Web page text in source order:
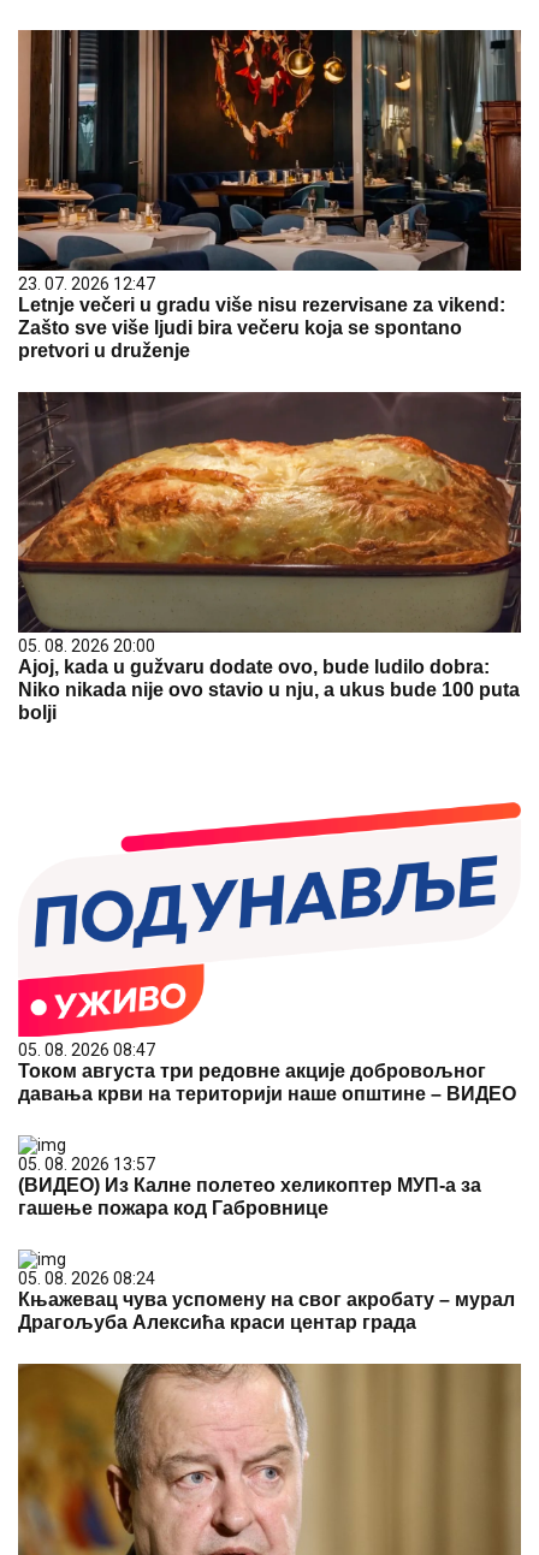
23. 07. 2026 12:47
Letnje večeri u gradu više nisu rezervisane za vikend:
Zašto sve više ljudi bira večeru koja se spontano
pretvori u druženje
05. 08. 2026 20:00
Ajoj, kada u gužvaru dodate ovo, bude ludilo dobra:
Niko nikada nije ovo stavio u nju, a ukus bude 100 puta
bolji
05. 08. 2026 08:47
Током августа три редовне акције добровољног
давања крви на територији наше општине – ВИДЕО
05. 08. 2026 13:57
(ВИДЕО) Из Калне полетео хеликоптер МУП-а за
гашење пожара код Габровнице
05. 08. 2026 08:24
Књажевац чува успомену на свог акробату – мурал
Драгoљуба Алексића краси центар града